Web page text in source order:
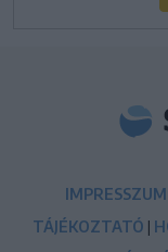
IMPRESSZUM
TÁJÉKOZTATÓ |